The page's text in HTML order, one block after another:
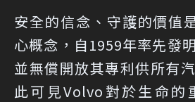
安全的信念、守護的價值
心概念，自1959年率先發
並無償開放其專利供所有
此可見Volvo對於生命的